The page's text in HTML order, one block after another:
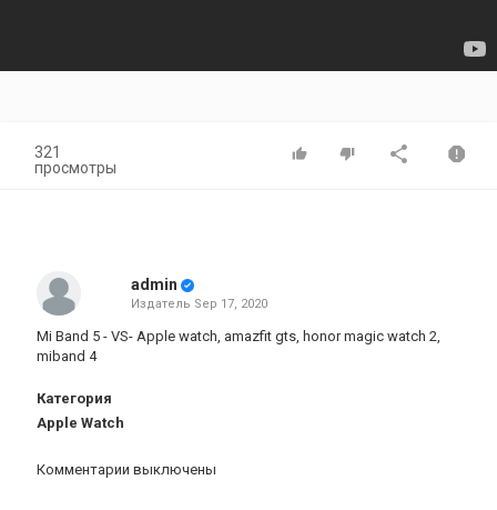
321
просмотры
admin
Издатель Sep 17, 2020
Mi Band 5 - VS- Apple watch, amazfit gts, honor magic watch 2,
miband 4
Категория
Apple Watch
Комментарии выключены